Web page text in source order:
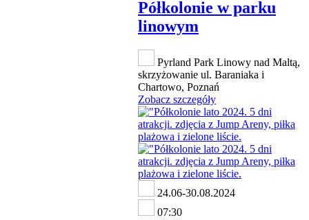
Półkolonie w parku
linowym
Pyrland Park Linowy nad Maltą,
skrzyżowanie ul. Baraniaka i
Chartowo, Poznań
Zobacz szczegóły
24.06-30.08.2024
07:30